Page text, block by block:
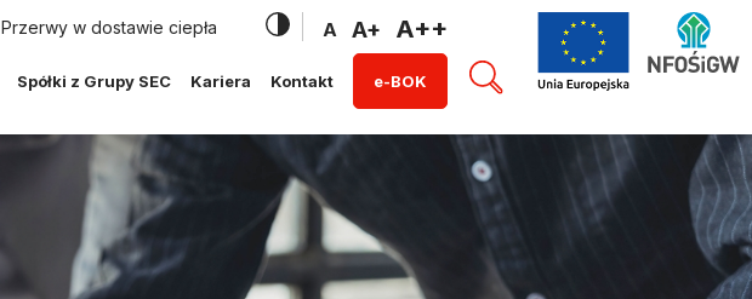
Przerwy w dostawie ciepła A A+ A++
Spółki z Grupy SEC Kariera Kontakt e-BOK